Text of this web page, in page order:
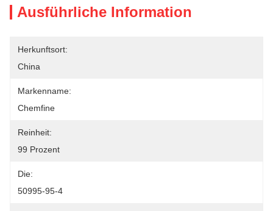
Ausführliche Information
Herkunftsort:
China
Markenname:
Chemfine
Reinheit:
99 Prozent
Die:
50995-95-4